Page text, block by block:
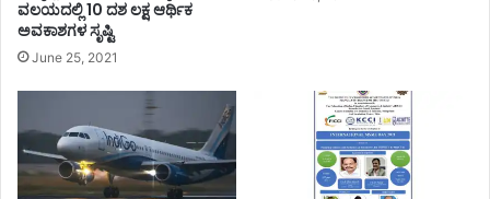
ವಲಯದಲ್ಲಿ 10 ದಶ ಲಕ್ಷ ಆರ್ಥಿಕ
ಅವಕಾಶಗಳ ಸೃಷ್ಟಿ
June 25, 2021